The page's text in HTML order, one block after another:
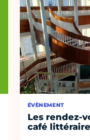
ÉVÈNEMENT
Les rendez-
café